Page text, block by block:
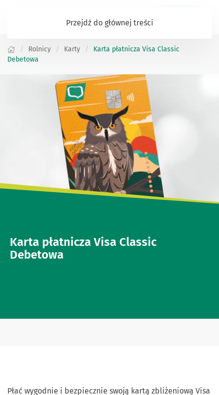
Przejdź do głównej treści
Rolnicy Karty
Karta płatnicza Visa Classic
Debetowa
Karta płatnicza Visa Classic
Debetowa
Płać wygodnie i bezpiecznie swoją kartą zbliżeniową Visa